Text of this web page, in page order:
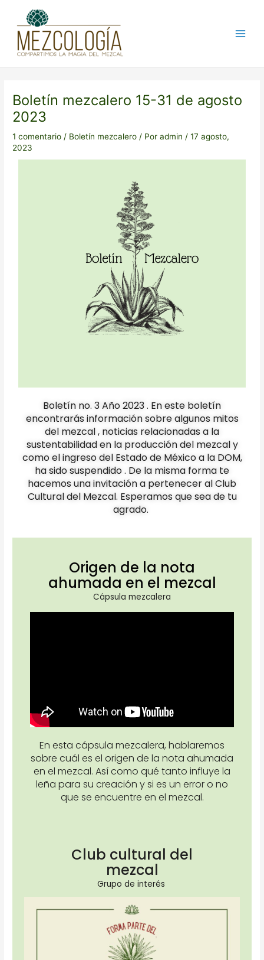
contenido
Boletín mezcalero 15-31 de agosto
2023
1 comentario / Boletín mezcalero / Poradmin/17 agosto,
2023
Boletín no. 3 Año 2023 . En este boletín
encontrarás información sobre algunos mitos
del mezcal , noticias relacionadas a la
sustentabilidad en la producción del mezcal y
como el ingreso del Estado de México a la DOM,
ha sido suspendido . De la misma forma te
hacemos una invitación a pertenecer al Club
Cultural del Mezcal. Esperamos que sea de tu
agrado.
Origen de la nota
ahumada en el mezcal
Cápsula mezcalera
En esta cápsula mezcalera, hablaremos
sobre cuál es el origen de la nota ahumada
en el mezcal. Así como qué tanto influye la
leña para su creación y si es un error o no
que se encuentre en el mezcal.
Club cultural del
mezcal
Grupo de interés
navigation